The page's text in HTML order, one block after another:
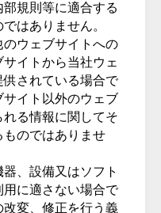
規則等に適合する
はありません。
ウェブサイトへの
イトから当社ウェ
されている場合で
サイト以外のウェブ
る情報に関してそ
のではありませ
、設備又はソフト
に適さない場合で
変、修正を行う義